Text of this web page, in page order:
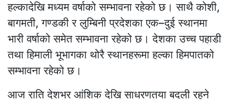
हल्कादेखि मध्यम वर्षाको सम्भावना रहेको छ। साथै कोशी,
बागमती, गण्डकी र लुम्बिनी प्रदेशका एक–दुई स्थानमा
भारी वर्षाको समेत सम्भावना रहेको छ। देशका उच्च पहाडी
तथा हिमाली भूभागका थोरै स्थानहरूमा हल्का हिमपातको
सम्भावना रहेको छ।
आज राति देशभर आंशिक देखि साधरणतया बदली रहने